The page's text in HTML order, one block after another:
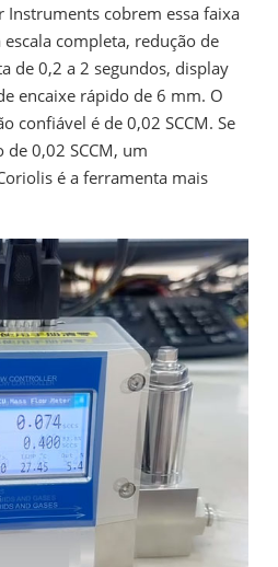
Instruments cobrem essa faixa
completa, redução de
de 0,2 a 2 segundos, display
encaixe rápido de 6 mm. O
confiável é de 0,02 SCCM. Se
0,02 SCCM, um
é a ferramenta mais